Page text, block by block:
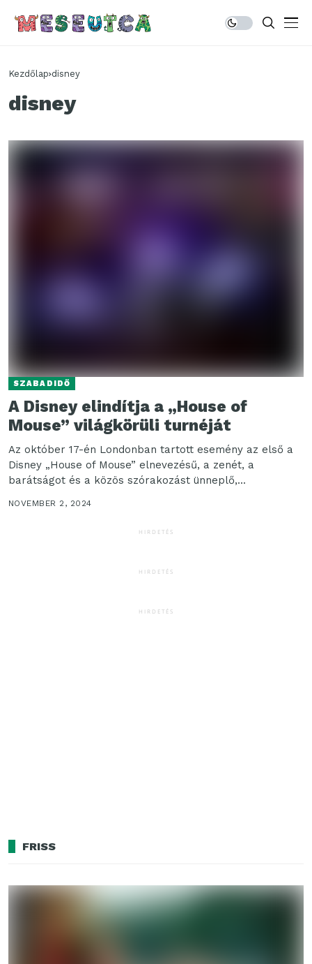
Kezdőlap disney
disney
SZABADIDŐ
A Disney elindítja a „House of
Mouse” világkörüli turnéját
Az október 17-én Londonban tartott esemény az első a
Disney „House of Mouse” elnevezésű, a zenét, a
barátságot és a közös szórakozást ünneplő,...
NOVEMBER 2, 2024
HIRDETÉS
HIRDETÉS
HIRDETÉS
FRISS